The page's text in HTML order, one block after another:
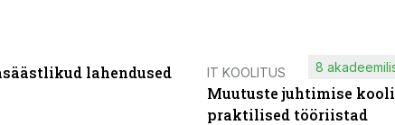
lahendused
IT KOOLITUS
Muutuste juhtimise
praktilised tööriistad
8